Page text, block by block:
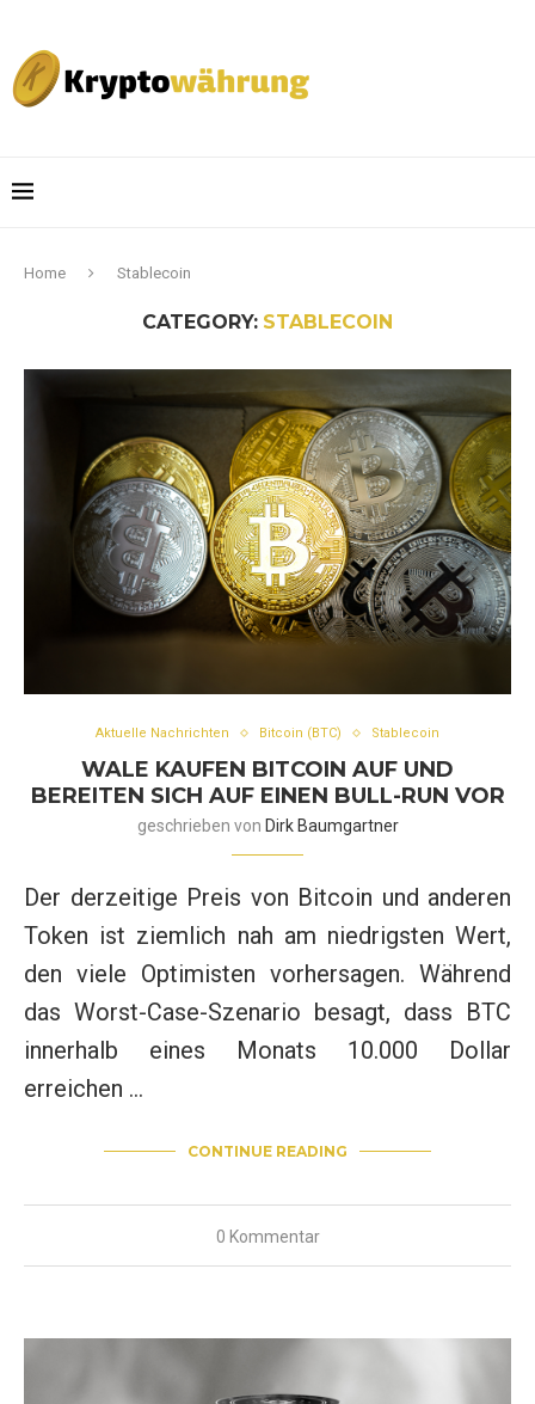
Home Stablecoin
CATEGORY: STABLECOIN
Aktuelle Nachrichten Bitcoin (BTC) Stablecoin
WALE KAUFEN BITCOIN AUF UND
BEREITEN SICH AUF EINEN BULL-RUN VOR
geschrieben von Dirk Baumgartner
Der derzeitige Preis von Bitcoin und anderen
Token ist ziemlich nah am niedrigsten Wert,
den viele Optimisten vorhersagen. Während
das Worst-Case-Szenario besagt, dass BTC
innerhalb eines Monats 10.000 Dollar
erreichen …
CONTINUE READING
0 Kommentar